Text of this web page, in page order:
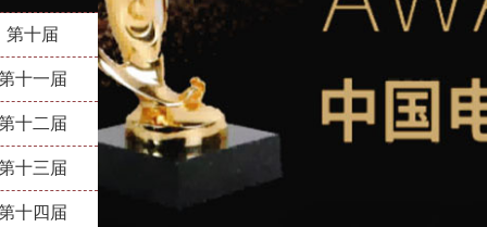
第十届
十一届
十二届
十三届
十四届